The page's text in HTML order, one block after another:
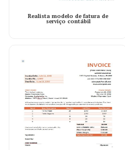
Realista modelo de fatura de
serviço contábil